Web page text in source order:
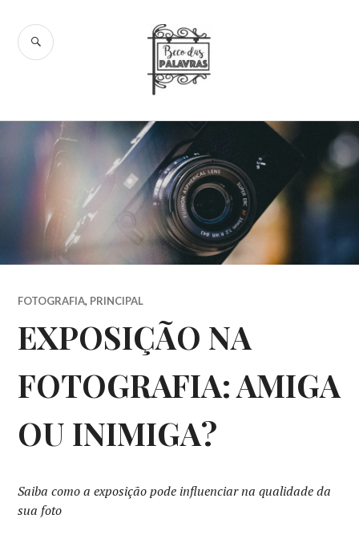
content
Beco das
Palavras
SEARCH
FOTOGRAFIA, PRINCIPAL
EXPOSIÇÃO NA
FOTOGRAFIA: AMIGA
OU INIMIGA?
Saiba como a exposição pode influenciar na qualidade da
sua foto